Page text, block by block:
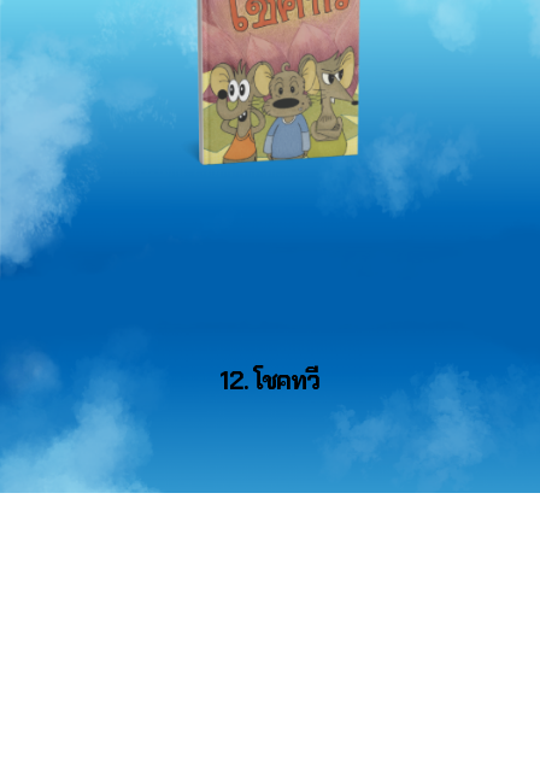
12. โชคทวี